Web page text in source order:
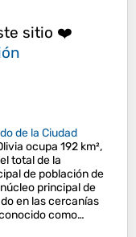
sitio ❤️
de la Ciudad
ocupa 192 km²,
total de la
de población de
principal de
en las cercanías
como…